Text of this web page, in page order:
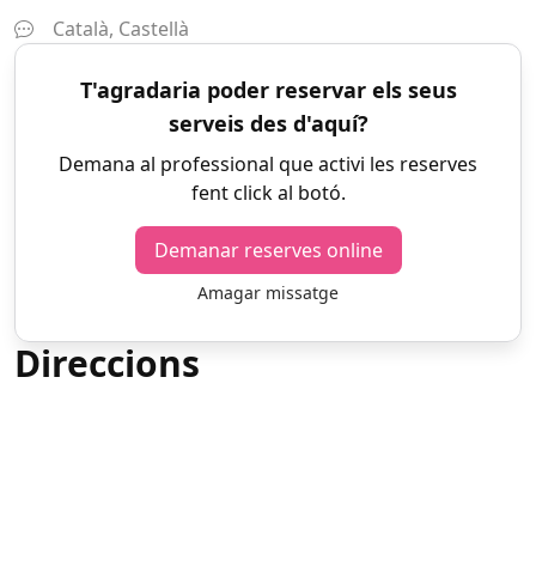
Català, Castellà
T'agradaria poder reservar els seus
serveis des d'aquí?
Demana al professional que activi les reserves
fent click al botó.
Demanar reserves online
Amagar missatge
Direccions